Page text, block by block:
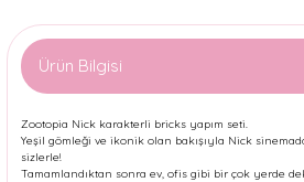
Ürün Bilgisi
Zootopia Nick karakterli bricks yapım seti.
Yeşil gömleği ve ikonik olan bakışıyla Nick
sizlerle!
Tamamlandıktan sonra ev, ofis gibi bir çok yerde